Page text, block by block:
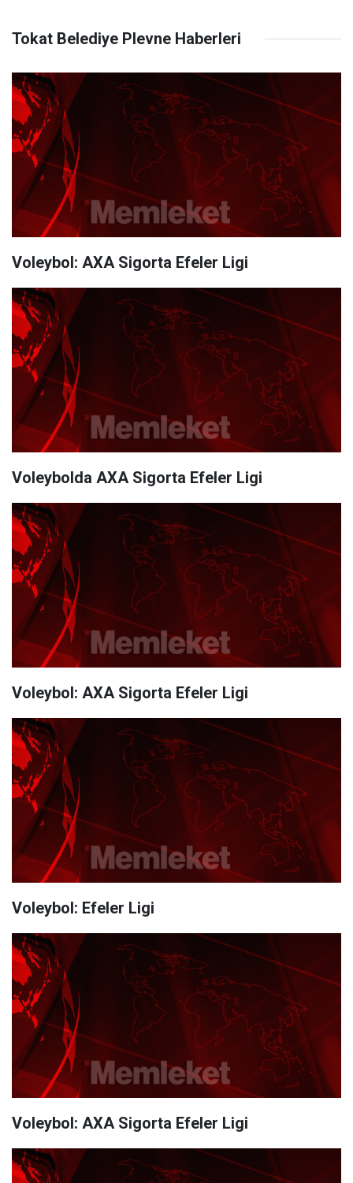
Tokat Belediye Plevne Haberleri
Voleybol: AXA Sigorta Efeler Ligi
Voleybolda AXA Sigorta Efeler Ligi
Voleybol: AXA Sigorta Efeler Ligi
Voleybol: Efeler Ligi
Voleybol: AXA Sigorta Efeler Ligi